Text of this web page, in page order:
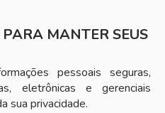
MANTER SEUS
pessoais seguras,
eletrônicas e gerenciais
sua privacidade.